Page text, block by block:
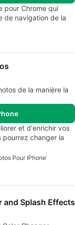
pour Chrome qui
de navigation de la
de la manière la
et d'enrichir vos
pourrez changer la
Pour IPhone
and Splash Effects